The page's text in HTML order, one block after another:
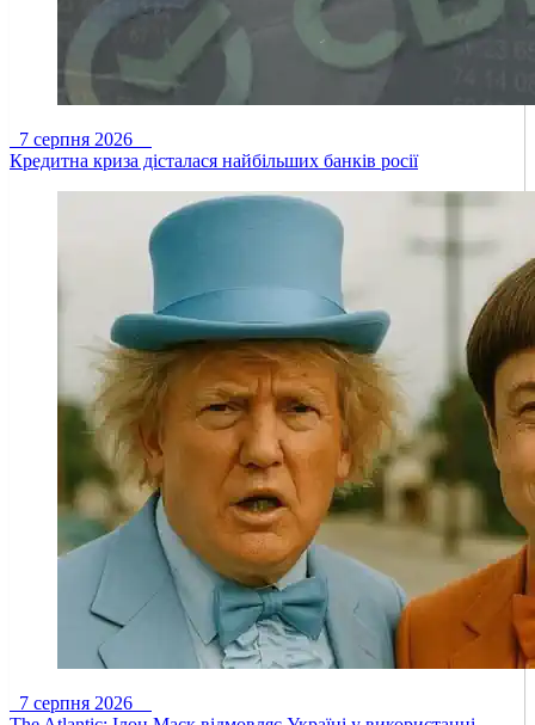
7 серпня 2026
Кредитна криза дісталася найбільших банків росії
7 серпня 2026